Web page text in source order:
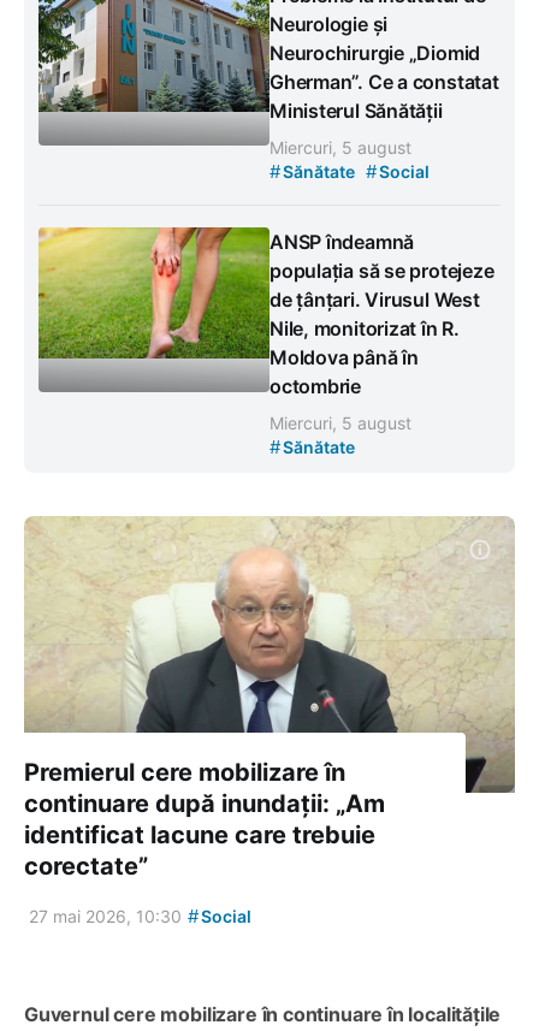
Neurologie și
Neurochirurgie „Diomid
Gherman”. Ce a constatat
Ministerul Sănătății
Miercuri, 5 august
#Sănătate #Social
ANSP îndeamnă
populația să se protejeze
de țânțari. Virusul West
Nile, monitorizat în R.
Moldova până în
octombrie
Miercuri, 5 august
#Sănătate
Premierul cere mobilizare în
continuare după inundații: „Am
identificat lacune care trebuie
corectate”
27 mai 2026, 10:30 #Social
Guvernul cere mobilizare în continuare în localitățile